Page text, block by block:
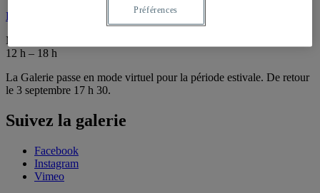
Faire un don
Mardi – samedi,
12 h – 18 h
La Galerie passe en mode virtuel pour la période estivale. De retour
le 3 septembre 17 h 30.
Suivez la galerie
Facebook
Instagram
Vimeo
Préférences